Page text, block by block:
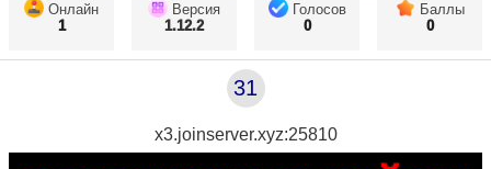
Онлайн
1
Версия
1.12.2
Голосов
0
Баллы
0
31
x3.joinserver.xyz:25810